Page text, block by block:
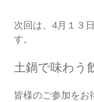
次回は、4月１３
す。
土鍋で味わう
皆様のご参加をお